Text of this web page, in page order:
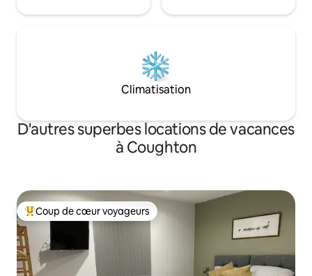
Climatisation
D'autres superbes locations de vacances
à Coughton
Coup de cœur voyageurs parmi les plus aimés
Coup de cœur voyageurs